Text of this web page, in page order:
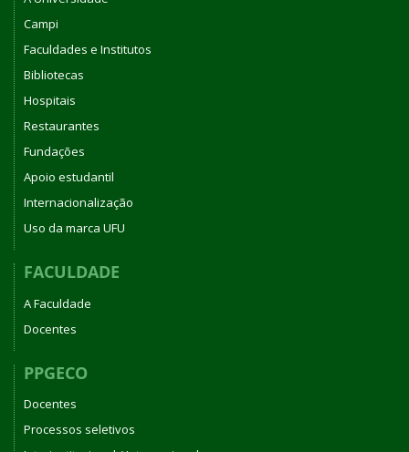
Campi
Faculdades e Institutos
Bibliotecas
Hospitais
Restaurantes
Fundações
Apoio estudantil
Internacionalização
Uso da marca UFU
FACULDADE
A Faculdade
Docentes
PPGECO
Docentes
Processos seletivos